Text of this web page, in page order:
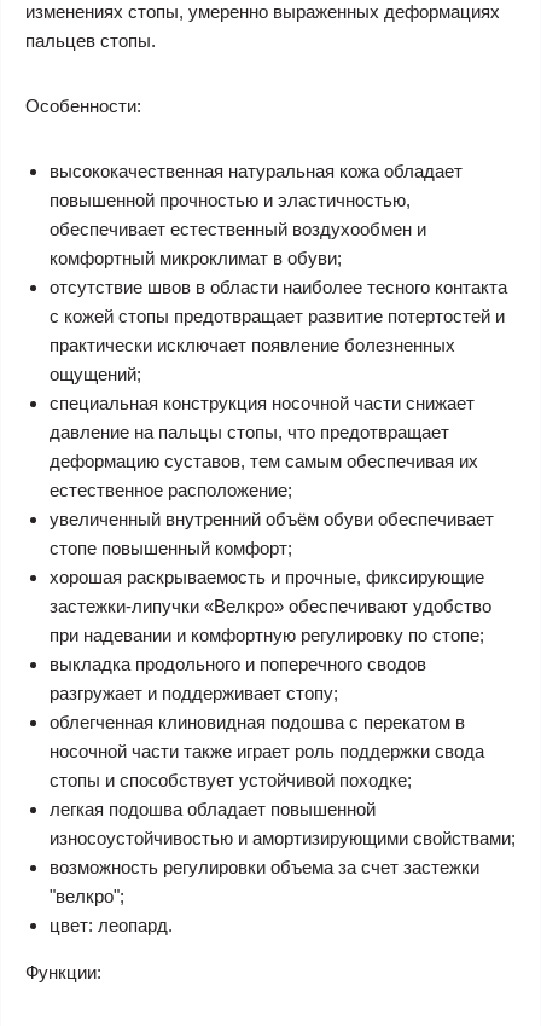
изменениях стопы, умеренно выраженных деформациях
пальцев стопы.
Особенности:
высококачественная натуральная кожа обладает
повышенной прочностью и эластичностью,
обеспечивает естественный воздухообмен и
комфортный микроклимат в обуви;
отсутствие швов в области наиболее тесного контакта
с кожей стопы предотвращает развитие потертостей и
практически исключает появление болезненных
ощущений;
специальная конструкция носочной части снижает
давление на пальцы стопы, что предотвращает
деформацию суставов, тем самым обеспечивая их
естественное расположение;
увеличенный внутренний объём обуви обеспечивает
стопе повышенный комфорт;
хорошая раскрываемость и прочные, фиксирующие
застежки-липучки «Велкро» обеспечивают удобство
при надевании и комфортную регулировку по стопе;
выкладка продольного и поперечного сводов
разгружает и поддерживает стопу;
облегченная клиновидная подошва с перекатом в
носочной части также играет роль поддержки свода
стопы и способствует устойчивой походке;
легкая подошва обладает повышенной
износоустойчивостью и амортизирующими свойствами;
возможность регулировки объема за счет застежки
"велкро";
цвет: леопард.
Функции: